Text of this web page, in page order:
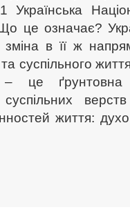
Українська
це означає?
в її ж
суспільного
– це ґрунтовна
життя: